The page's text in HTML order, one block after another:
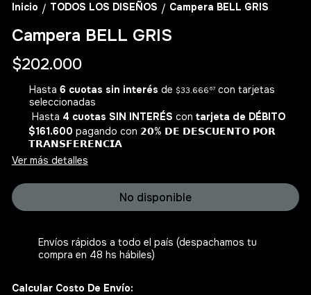
Inicio / TODOS LOS DISEÑOS / Campera BELL GRIS
Campera BELL GRIS
$202.000
Hasta6 cuotas sin interés de $33.666 67 con tarjetas
seleccionadas
Hasta 4 cuotas SIN INTERÉS con tarjeta de DÉBITO
$161.600 pagando con 𝟮𝟬% 𝗗𝗘 𝗗𝗘𝗦𝗖𝗨𝗘𝗡𝗧𝗢 𝗣𝗢𝗥
𝗧𝗥𝗔𝗡𝗦𝗙𝗘𝗥𝗘𝗡𝗖𝗜𝗔
Ver más detalles
No disponible
Envíos rápidos a todo el país (despachamos tu
compra en 48 hs hábiles)
Calcular Costo De Envío: